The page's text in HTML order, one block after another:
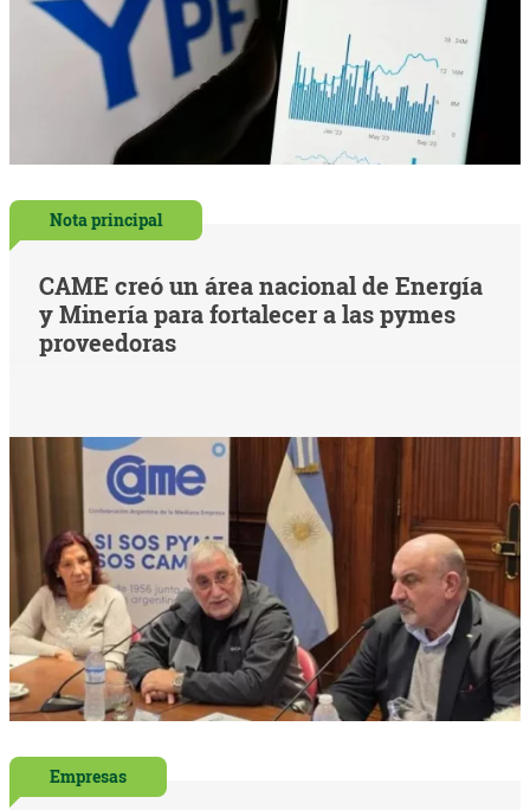
Nota principal
CAME creó un área nacional de Energía
y Minería para fortalecer a las pymes
proveedoras
Empresas